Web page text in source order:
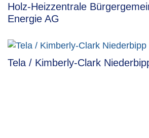
Holz-Heizzentrale
Energie AG
Tela / Kimberly-Clark